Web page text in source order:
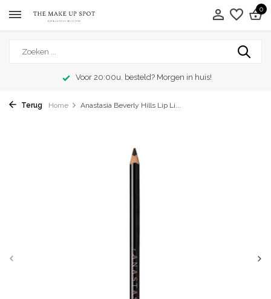
0
Voor 20:00u. besteld? Morgen in huis!
Terug Home Anastasia Beverly Hills Lip Li...